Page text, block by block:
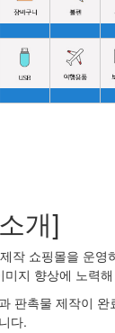
개]
작 쇼핑몰을 운영
지 향상에 노력
판촉물 제작이
다.